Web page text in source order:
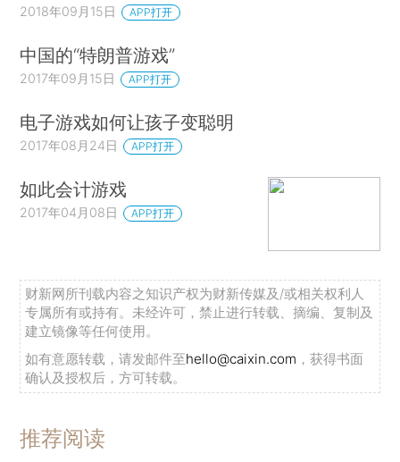
2018年09月15日 APP打开
中国的“特朗普游戏”
2017年09月15日 APP打开
电子游戏如何让孩子变聪明
2017年08月24日 APP打开
如此会计游戏
2017年04月08日 APP打开
财新网所刊载内容之知识产权为财新传媒及/或相关权利人
专属所有或持有。未经许可，禁止进行转载、摘编、复制及
建立镜像等任何使用。
如有意愿转载，请发邮件至hello@caixin.com ，获得书面
确认及授权后，方可转载。
推荐阅读